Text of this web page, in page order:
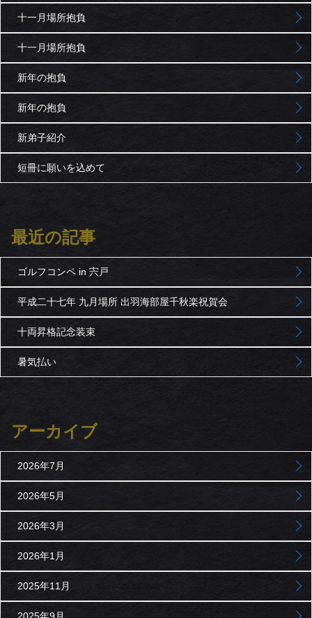
十一月場所抱負
十一月場所抱負
新年の抱負
新年の抱負
新弟子紹介
短冊に願いを込めて
最近の記事
ゴルフコンペ in 宍戸
平成二十七年 九月場所 出羽海部屋千秋楽祝賀会
十両昇格記念装束
暑気払い
アーカイブ
2026年7月
2026年5月
2026年3月
2026年1月
2025年11月
2025年9月